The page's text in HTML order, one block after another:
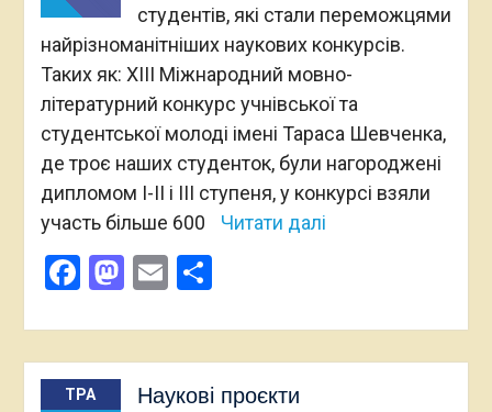
студентів, які стали переможцями
найрізноманітніших наукових конкурсів.
Таких як: XIII Міжнародний мовно-
літературний конкурс учнівської та
студентської молоді імені Тараса Шевченка,
де троє наших студенток, були нагороджені
дипломом І-ІІ і ІІІ ступеня, у конкурсі взяли
участь більше 600
Читати далі
Facebook
Mastodon
EmailПоділитися
ТРА
Наукові проєкти